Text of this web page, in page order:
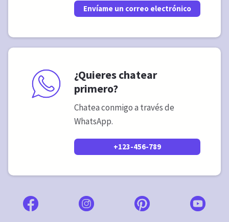
Envíame un correo electrónico
¿Quieres chatear
primero?
Chatea conmigo a través de
WhatsApp.
+123-456-789